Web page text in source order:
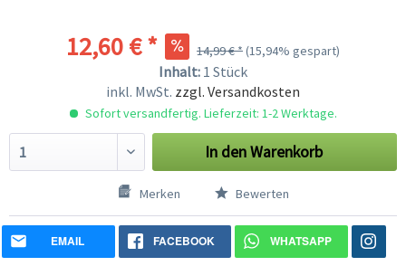
12,60 € * 14,99 € *(15,94% gespart)
Inhalt: 1 Stück
inkl. MwSt. zzgl. Versandkosten
Sofort versandfertig. Lieferzeit: 1-2 Werktage.
In denWarenkorb
Merken Bewerten
EMAIL FACEBOOK WHATSAPP